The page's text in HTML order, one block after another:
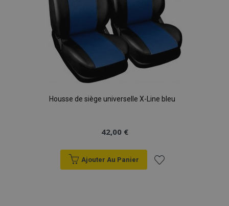
Housse de siège universelle X-Line bleu
42,00 €
Ajouter Au Panier